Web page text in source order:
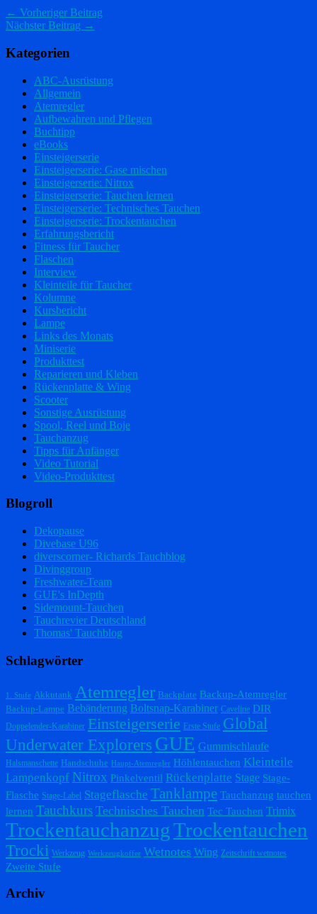
← Vorheriger Beitrag
Nächster Beitrag →
Kategorien
ABC-Ausrüstung
Allgemein
Atemregler
Aufbewahren und Pflegen
Buchtipp
eBooks
Einsteigerserie
Einsteigerserie: Gase mischen
Einsteigerserie: Nitrox
Einsteigerserie: Tauchen lernen
Einsteigerserie: Technisches Tauchen
Einsteigerserie: Trockentauchen
Erfahrungsbericht
Fitness für Taucher
Flaschen
Interview
Kleinteile für Taucher
Kolumne
Kursbericht
Lampe
Links des Monats
Miniserie
Produkttest
Reparieren und Kleben
Rückenplatte & Wing
Scooter
Sonstige Ausrüstung
Spool, Reel und Boje
Tauchanzug
Tipps für Anfänger
Video Tutorial
Video-Produkttest
Blogroll
Dekopause
Divebase U96
diverscorner- Richards Tauchblog
Divinggroup
Freshwater-Team
GUE's InDepth
Sidemount-Tauchen
Tauchrevier Deutschland
Thomas' Tauchblog
Schlagwörter
1. Stufe Akkutank Atemregler Backplate Backup-Atemregler
Backup-Lampe Bebänderung Boltsnap-Karabiner Caveline DIR
Doppelender-Karabiner Einsteigerserie Erste Stufe Global
Underwater Explorers GUE Gummischlaufe
Halsmanschette Handschuhe Haupt-Atemregler Höhlentauchen Kleinteile
Lampenkopf Nitrox Pinkelventil Rückenplatte Stage Stage-
Flasche Stage-Label Stageflasche Tanklampe Tauchanzug tauchen
lernen Tauchkurs Technisches Tauchen Tec Tauchen Trimix
TrockentauchanzugTrockentauchen
Trocki Werkzeug Werkzeugkoffer Wetnotes Wing Zeitschrift wetnotes
Zweite Stufe
Archiv